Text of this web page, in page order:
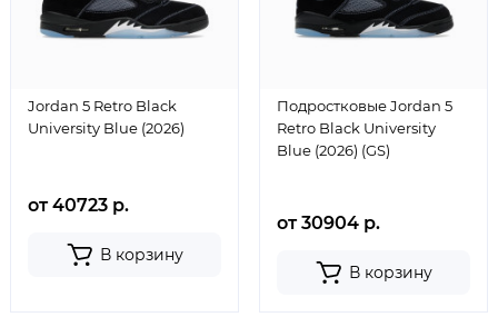
Jordan 5 Retro Black
University Blue (2026)
от 40723 р.
В корзину
Подростковые Jordan 5
Retro Black University
Blue (2026) (GS)
от 30904 р.
В корзину